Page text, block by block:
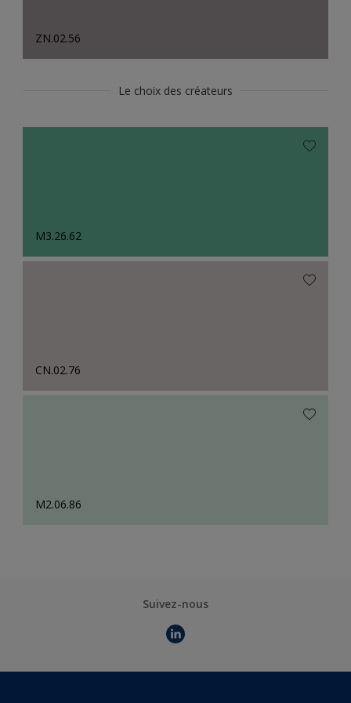
ZN.02.56
Le choix des créateurs
M3.26.62
CN.02.76
M2.06.86
Suivez-nous